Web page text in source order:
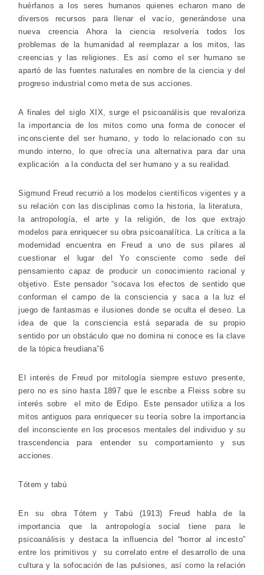
huérfanos a los seres humanos quienes echaron mano de
diversos recursos para llenar el vacío, generándose una
nueva creencia Ahora la ciencia resolvería todos los
problemas de la humanidad al reemplazar a los mitos, las
creencias y las religiones. Es así como el ser humano se
apartó de las fuentes naturales en nombre de la ciencia y del
progreso industrial como meta de sus acciones.
A finales del siglo XIX, surge el psicoanálisis que revaloriza
la importancia de los mitos como una forma de conocer el
inconsciente del ser humano, y todo lo relacionado con su
mundo interno, lo que ofrecía una alternativa para dar una
explicación a la conducta del ser humano y a su realidad.
Sigmund Freud recurrió a los modelos científicos vigentes y a
su relación con las disciplinas como la historia, la literatura,
la antropología, el arte y la religión, de los que extrajo
modelos para enriquecer su obra psicoanalítica. La crítica a la
modernidad encuentra en Freud a uno de sus pilares al
cuestionar el lugar del Yo consciente como sede del
pensamiento capaz de producir un conocimiento racional y
objetivo. Este pensador “socava los efectos de sentido que
conforman el campo de la consciencia y saca a la luz el
juego de fantasmas e ilusiones donde se oculta el deseo. La
idea de que la consciencia está separada de su propio
sentido por un obstáculo que no domina ni conoce es la clave
de la tópica freudiana”6
El interés de Freud por mitología siempre estuvo presente,
pero no es sino hasta 1897 que le escribe a Fleiss sobre su
interés sobre el mito de Edipo. Este pensador utiliza a los
mitos antiguos para enriquecer su teoría sobre la importancia
del inconsciente en los procesos mentales del individuo y su
trascendencia para entender su comportamiento y sus
acciones.
Tótem y tabú
En su obra Tótem y Tabú (1913) Freud habla de la
importancia que la antropología social tiene para le
psicoanálisis y destaca la influencia del “horror al incesto”
entre los primitivos y su correlato entre el desarrollo de una
cultura y la sofocación de las pulsiones, así como la relación